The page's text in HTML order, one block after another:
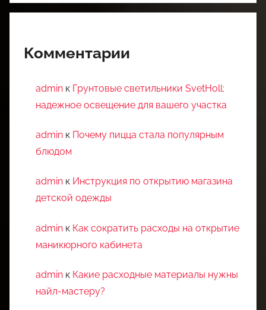
Комментарии
admin к Грунтовые светильники SvetHoll:
надежное освещение для вашего участка
admin к Почему пицца стала популярным
блюдом
admin к Инструкция по открытию магазина
детской одежды
admin к Как сократить расходы на открытие
маникюрного кабинета
admin к Какие расходные материалы нужны
найл-мастеру?